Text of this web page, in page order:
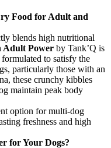
Food for Adult and
blends high nutritional
Adult Power by Tank’Q is
to satisfy the
particularly those with an
these crunchy kibbles
maintain peak body
option for multi-dog
freshness and high
for Your Dogs?